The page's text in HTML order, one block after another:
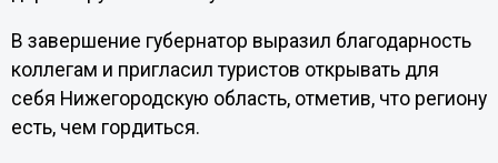
В завершение губернатор выразил благодарность
коллегам и пригласил туристов открывать для
себя Нижегородскую область, отметив, что региону
есть, чем гордиться.